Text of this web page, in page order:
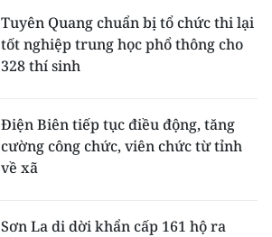
Tuyên Quang chuẩn bị tổ chức thi lại
tốt nghiệp trung học phổ thông cho
328 thí sinh
Điện Biên tiếp tục điều động, tăng
cường công chức, viên chức từ tỉnh
về xã
Sơn La di dời khẩn cấp 161 hộ ra